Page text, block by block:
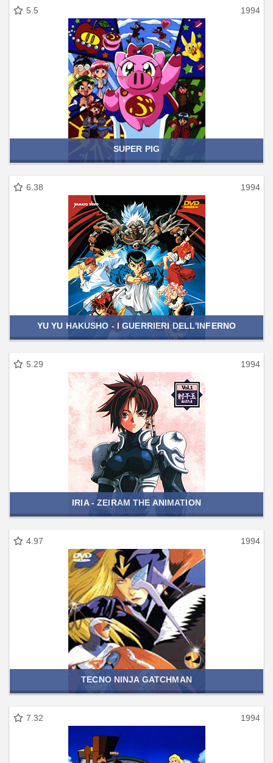
5.5 1994
SUPER PIG
6.38 1994
YU YU HAKUSHO - I GUERRIERI DELL'INFERNO
5.29 1994
IRIA - ZEIRAM THE ANIMATION
4.97 1994
TECNO NINJA GATCHMAN
7.32 1994